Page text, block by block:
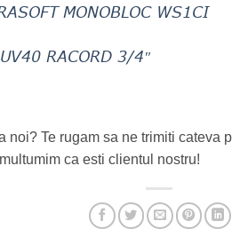
MONOBLOC WS1CI
RACORD 3/4″
noi? Te rugam sa ne trimiti cateva
ca esti clientul nostru!